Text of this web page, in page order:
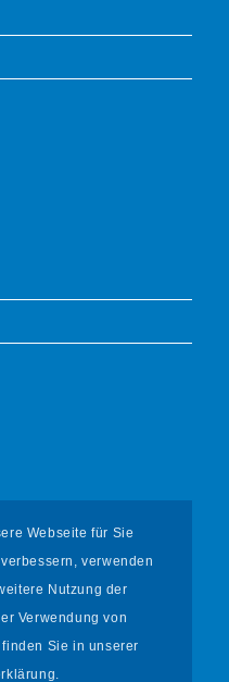
Webseite für Sie
verwenden
Nutzung der
Verwendung von
Sie in unserer